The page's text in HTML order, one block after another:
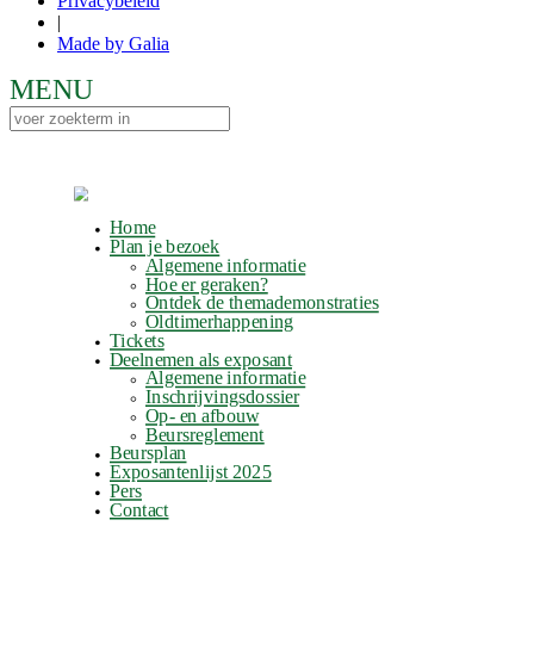
|
Made by Galia
Home
Plan je bezoek
Algemene informatie
Hoe er geraken?
Ontdek de themademonstraties
Oldtimerhappening
Tickets
Deelnemen als exposant
Algemene informatie
Inschrijvingsdossier
Op- en afbouw
Beursreglement
Beursplan
Exposantenlijst 2025
Pers
Contact